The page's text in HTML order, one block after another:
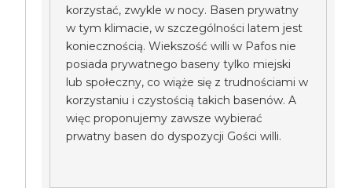
korzystać, zwykle w nocy. Basen prywatny
w tym klimacie, w szczególności latem jest
koniecznością. Wiekszość willi w Pafos nie
posiada prywatnego baseny tylko miejski
lub społeczny, co wiąże się z trudnościami w
korzystaniu i czystością takich basenów. A
więc proponujemy zawsze wybierać
prwatny basen do dyspozycji Gości willi.